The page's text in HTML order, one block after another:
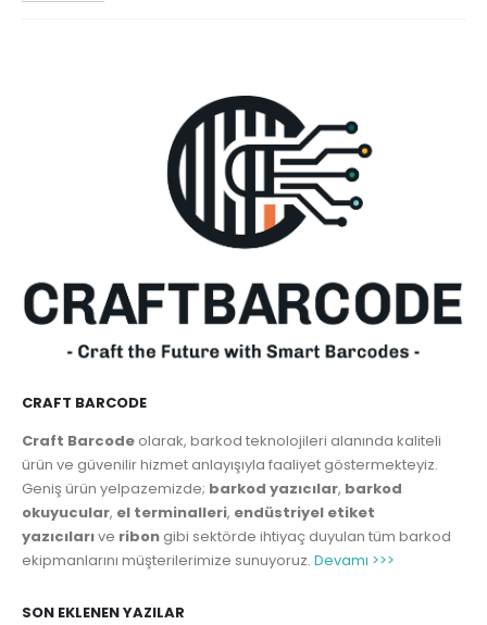
CRAFT BARCODE
Craft Barcode olarak, barkod teknolojileri alanında kaliteli
ürün ve güvenilir hizmet anlayışıyla faaliyet göstermekteyiz.
Geniş ürün yelpazemizde; barkod yazıcılar, barkod
okuyucular, el terminalleri, endüstriyel etiket
yazıcılarıve ribon gibi sektörde ihtiyaç duyulan tüm barkod
ekipmanlarını müşterilerimize sunuyoruz. Devamı >>>
SON EKLENEN YAZILAR